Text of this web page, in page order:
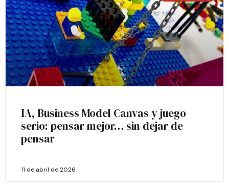
IA, Business Model Canvas y juego
serio: pensar mejor… sin dejar de
pensar
11 de abril de 2026